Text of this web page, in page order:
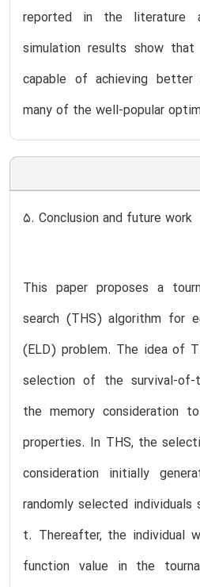
reported in the literature
simulation results show
capable of achieving
many of the well-popular
5. Conclusion and future work
This paper proposes a
search (THS) algorithm for
(ELD) problem. The idea of
selection of the survival-
the memory consideration
properties. In THS, the
consideration initially
randomly selected
t. Thereafter, the individual
function value in the